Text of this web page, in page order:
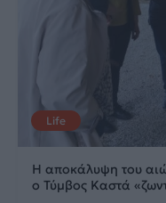
Life
Η αποκάλυψη του
ο Τύμβος Καστά